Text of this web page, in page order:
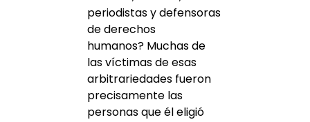
periodistas y defensoras
de derechos
humanos? Muchas de
las víctimas de esas
arbitrariedades fueron
precisamente las
personas que él eligió